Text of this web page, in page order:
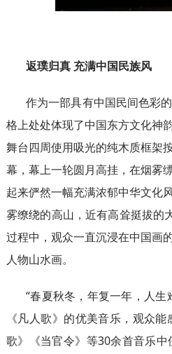
返璞归真 充满中国民族风
作为一部具有中国民间色彩
格上处处体现了中国东方文化神
舞台四周使用吸光的纯木质框架
幕，幕上一轮圆月高挂，在烟雾
起来俨然一幅充满浓郁中华文化
雾缭绕的高山，近有高耸挺拔
过程中，观众一直沉浸在中国画
人物山水画。
“春夏秋冬，年复一年，人
《凡人歌》的优美音乐，观众
歌》《当官令》等30余首音乐